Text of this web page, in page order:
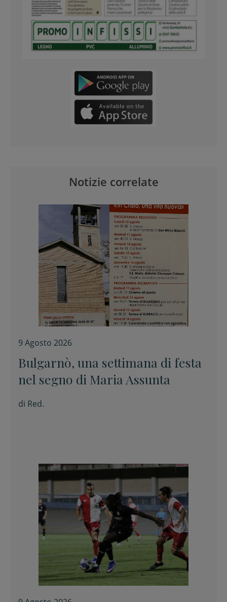
Notizie correlate
9 Agosto 2026
Bulgarnò, una settimana di festa
nel segno di Maria Assunta
di Red.